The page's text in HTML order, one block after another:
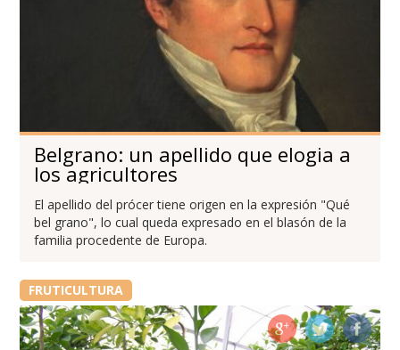
Belgrano: un apellido que elogia a
los agricultores
El apellido del prócer tiene origen en la expresión "Qué
bel grano", lo cual queda expresado en el blasón de la
familia procedente de Europa.
FRUTICULTURA